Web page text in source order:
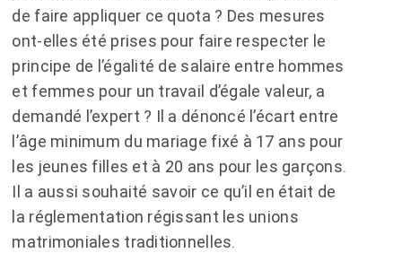
de faire appliquer ce quota ? Des mesures
ont-elles été prises pour faire respecter le
principe de l’égalité de salaire entre hommes
et femmes pour un travail d’égale valeur, a
demandé l’expert ? Il a dénoncé l’écart entre
l’âge minimum du mariage fixé à 17 ans pour
les jeunes filles et à 20 ans pour les garçons.
Il a aussi souhaité savoir ce qu’il en était de
la réglementation régissant les unions
matrimoniales traditionnelles.